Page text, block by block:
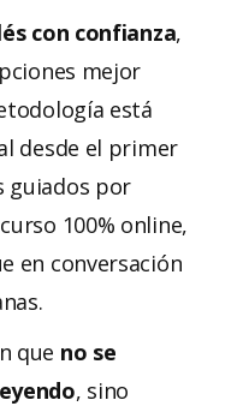
con confianza,
mejor
está
desde el primer
guiados por
100% online,
en conversación
que no se
, sino